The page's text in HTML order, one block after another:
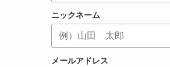
ニックネーム
メールアドレス